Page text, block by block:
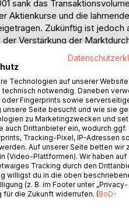
sank das
Aktienkurse und die
Zukünftig ist jedoch
Verstärkung der
ein weiteres Wachstum der
den umfassenden
soll in dieser
die mit dem Ablauf einer
dass die im StSenkG
in eine, gegenüber
während sich der
des Veräußerers bezieht sich
Veräußerung von Anteilen an
AfA  Vorschriften
des Kaufpreises in
werden kann.
Technologien auf unserer Website.
notwendig. Daneben
Fingerprints sowie
unsere Seite besucht und wie sie
zu Marketingzwecken und
Drittanbieter ein, wodurch ggf.
Tracking-Pixel, IP-Adressen
Auf unserer Seite betten wir
(Video-Plattformen). Wir haben auf
Tracking durch den
willigst du in die oben
(z. B. im Footer unter „Privacy-
für die Zukunft widerrufen. (BoD-